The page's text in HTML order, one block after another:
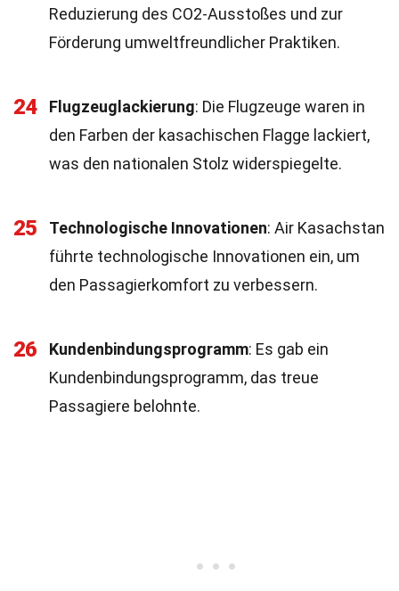
Reduzierung des CO2-Ausstoßes und zur
Förderung umweltfreundlicher Praktiken.
24 Flugzeuglackierung: Die Flugzeuge waren in
den Farben der kasachischen Flagge lackiert,
was den nationalen Stolz widerspiegelte.
25 Technologische Innovationen: Air Kasachstan
führte technologische Innovationen ein, um
den Passagierkomfort zu verbessern.
26 Kundenbindungsprogramm: Es gab ein
Kundenbindungsprogramm, das treue
Passagiere belohnte.